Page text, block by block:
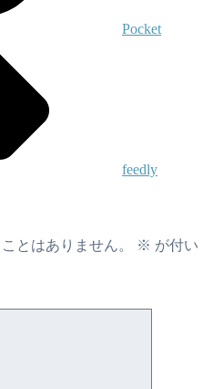
Pocket
feedly
とはありません。 ※ が付い